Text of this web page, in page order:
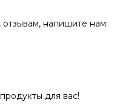
напишите нам:
для вас!